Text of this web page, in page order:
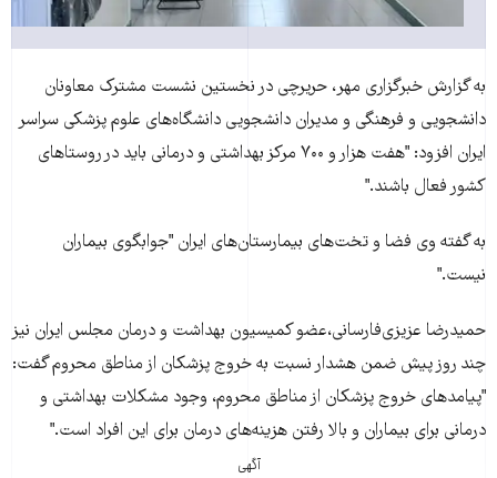
به گزارش خبرگزاری مهر، حريرچی در نخستين نشست مشترک معاونان
دانشجويی و فرهنگی و مديران دانشجويی دانشگاه‌های علوم پزشکی سراسر
ايران افزود: "‌هفت هزار و ۷۰۰ مرکز بهداشتی و درمانی بايد در روستاهای
کشور فعال باشند."
به گفته وی فضا و تخت‌های بيمارستان‌های ايران "جوابگوی بيماران
نيست."
حميدرضا عزيزی‌فارسانی،عضو کميسيون بهداشت و درمان مجلس ايران نيز
چند روز پيش ضمن هشدار نسبت به خروج پزشکان از مناطق محروم گفت:
"پيامدهای خروج پزشکان از مناطق محروم،‌ وجود مشکلات بهداشتی و
درمانی برای بيماران و بالا رفتن هزينه‌های درمان برای اين افراد است."
آگهی